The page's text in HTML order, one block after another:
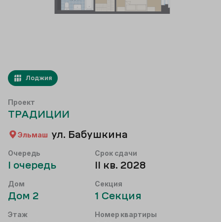
Лоджия
Проект
ТРАДИЦИИ
Эльмаш ул. Бабушкина
Очередь
I очередь
Срок сдачи
II кв. 2028
Дом
Дом 2
Секция
1 Секция
Этаж Номер квартиры